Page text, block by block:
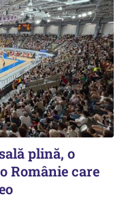
plină, o
Românie care